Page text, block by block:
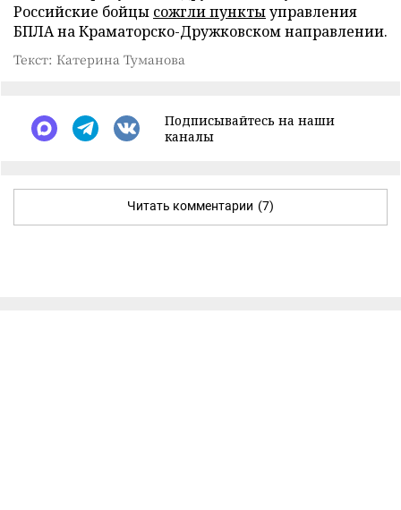
Российские бойцы сожгли пунктыуправления
БПЛА на Краматорско-Дружковском направлении.
Текст: Катерина Туманова
Подписывайтесь на наши
каналы
Читать комментарии (7)